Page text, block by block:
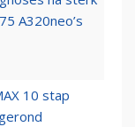
A320neo’s
10 stap